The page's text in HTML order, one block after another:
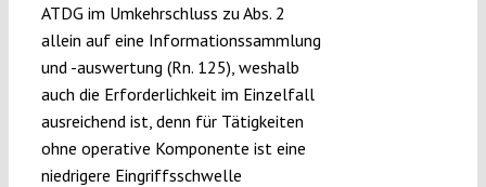
ATDG im Umkehrschluss zu Abs. 2
allein auf eine Informationssammlung
und -auswertung (Rn. 125), weshalb
auch die Erforderlichkeit im Einzelfall
ausreichend ist, denn für Tätigkeiten
ohne operative Komponente ist eine
niedrigere Eingriffsschwelle